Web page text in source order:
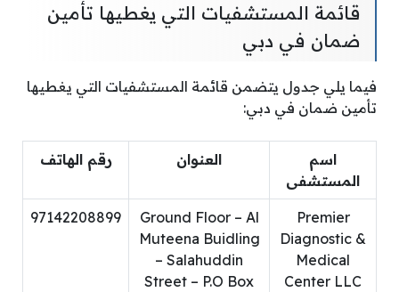
قائمة المستشفيات التي يغطيها تأمين
ضمان في دبي
فيما يلي جدول يتضمن قائمة المستشفيات التي يغطيها
تأمين ضمان في دبي:
اسم
المستشفى
العنوان رقم الهاتف
Premier
Diagnostic &
Medical
Center LLC
Ground Floor – Al
Muteena Buidling
– Salahuddin
Street – P.O Box
97142208899